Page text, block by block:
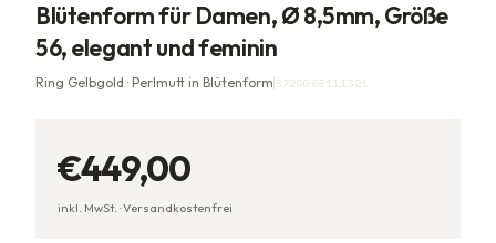
Blütenform für Damen, Ø 8,5mm, Größe
56, elegant und feminin
Ring Gelbgold · Perlmutt in Blütenform 8720088111321
€449,00
inkl. MwSt. ·Versandkostenfrei